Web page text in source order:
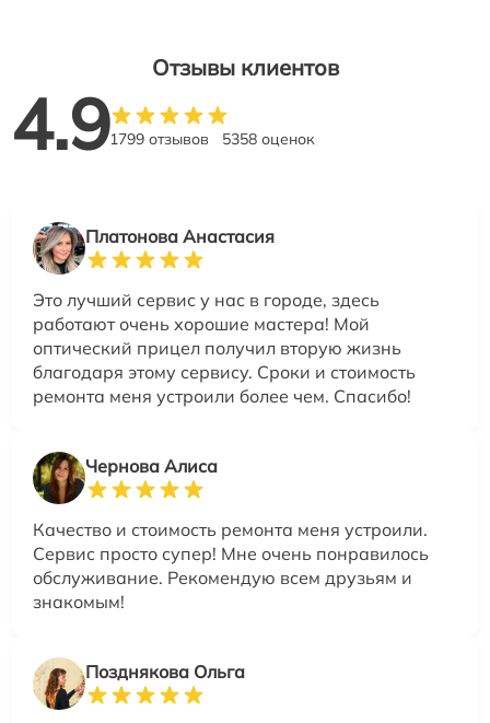
Отзывы клиентов
4.91799 отзывов 5358 оценок
Платонова Анастасия
Это лучший сервис у нас в городе, здесь
работают очень хорошие мастера! Мой
оптический прицел получил вторую жизнь
благодаря этому сервису. Сроки и стоимость
ремонта меня устроили более чем. Спасибо!
Чернова Алиса
Качество и стоимость ремонта меня устроили.
Сервис просто супер! Мне очень понравилось
обслуживание. Рекомендую всем друзьям и
знакомым!
Позднякова Ольга